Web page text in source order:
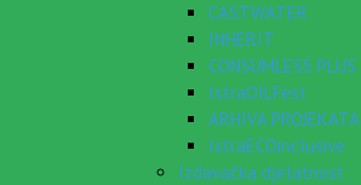
CASTWATER
INHERIT
CONSUMLESS PLUS
IstraOILFest
ARHIVA PROJEKATA
IstraECOinclusive
Izdavačka djelatnost